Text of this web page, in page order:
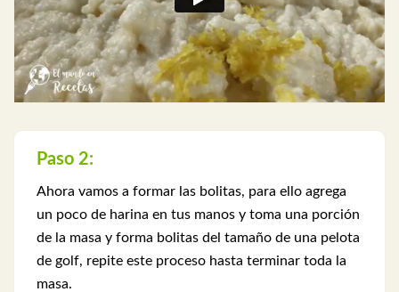
Paso 2:
Ahora vamos a formar las bolitas, para ello agrega
un poco de harina en tus manos y toma una porción
de la masa y forma bolitas del tamaño de una pelota
de golf, repite este proceso hasta terminar toda la
masa.